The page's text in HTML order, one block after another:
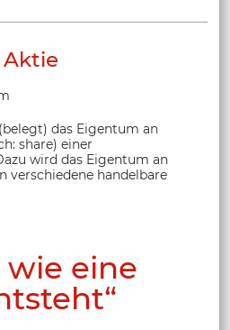
Aktie
das Eigentum an
share) einer
wird das Eigentum an
verschiedene handelbare
wie eine